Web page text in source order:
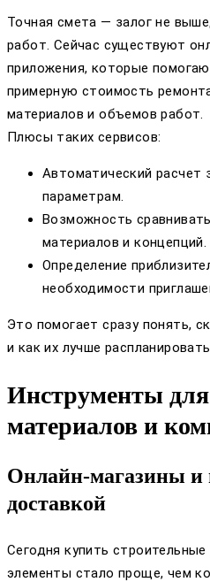
Точная смета — залог не
работ. Сейчас существуют
приложения, которые
примерную стоимость
материалов и объемов работ.
Плюсы таких сервисов:
Автоматический расчет
параметрам.
Возможность
материалов и концепций.
Определение
необходимости
Это помогает сразу понять,
и как их лучше
Инструменты
материалов и
Онлайн-магазины и
доставкой
Сегодня купить
элементы стало проще, чем